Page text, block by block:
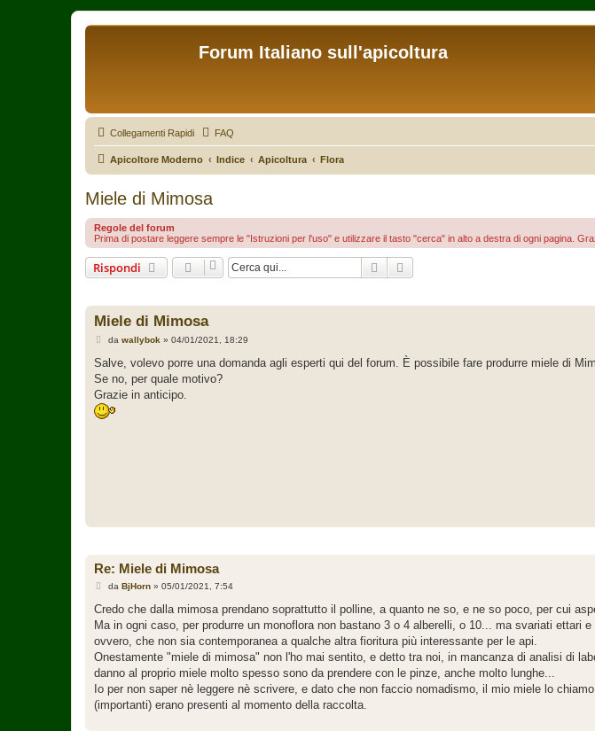
Forum Italiano sull'apicoltura
Collegamenti Rapidi FAQ
Apicoltore Moderno Indice Apicoltura Flora
Miele di Mimosa
Regole del forum
Prima di postare leggere sempre le "Istruzioni per l'uso" e utilizzare il tasto "cerca" in alto a destra di ogni pagina.
Rispondi Cerca
Miele di Mimosa
M
s
a
g
g
i
da wallybok » 04/01/2021, 18:29
Salve, volevo porre una domanda agli esperti qui del forum. È possibile fare produrre miele di
Se no, per quale motivo?
Grazie in anticipo.
Re: Miele di Mimosa
M
s
a
g
i
o
da BjHorn» 05/01/2021, 7:54
Credo che dalla mimosa prendano soprattutto il polline, a quanto ne so, e ne so poco, per cui
Ma in ogni caso, per produrre un monoflora non bastano 3 o 4 alberelli, o 10... ma svariati ettari
ovvero, che non sia contemporanea a qualche altra fioritura più interessante per le api.
Onestamente "miele di mimosa" non l'ho mai sentito, e detto tra noi, in mancanza di analisi di
danno al proprio miele molto spesso sono da prendere con le pinze, anche molto lunghe...
Io per non saper nè leggere nè scrivere, e dato che non faccio nomadismo, il mio miele lo
(importanti) erano presenti al momento della raccolta.